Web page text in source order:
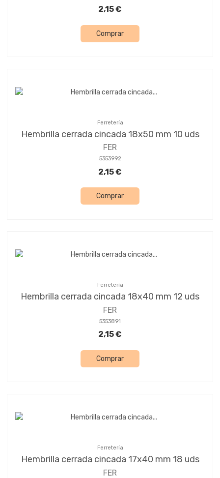
2,15 €
Comprar
Ferretería
Hembrilla cerrada cincada 18x50 mm 10 uds
FER
5353992
2,15 €
Comprar
Ferretería
Hembrilla cerrada cincada 18x40 mm 12 uds
FER
5353891
2,15 €
Comprar
Ferretería
Hembrilla cerrada cincada 17x40 mm 18 uds
FER